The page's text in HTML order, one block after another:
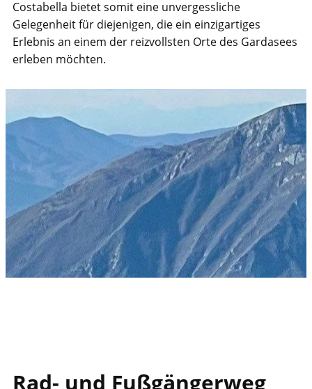
Costabella bietet somit eine unvergessliche
Gelegenheit für diejenigen, die ein einzigartiges
Erlebnis an einem der reizvollsten Orte des Gardasees
erleben möchten.
​Rad- und Fußgängerweg